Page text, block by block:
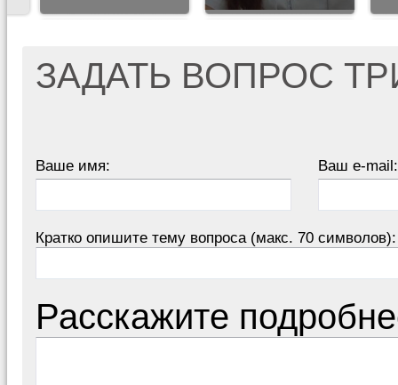
ЗАДАТЬ ВОПРОС
Ваше имя: Ваш e-mail:
Кратко опишите тему вопроса (макс. 70 символов):
Расскажите